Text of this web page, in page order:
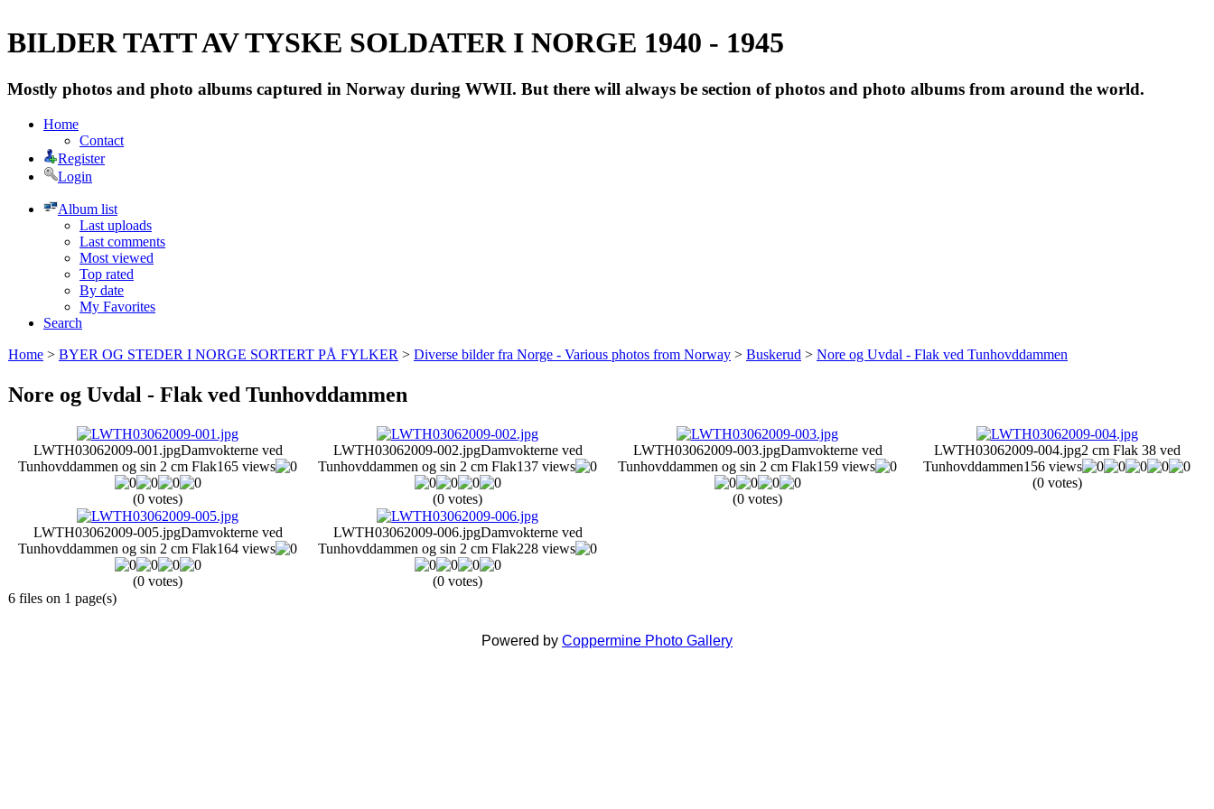
BILDER TATT AV TYSKE SOLDATER I NORGE 1940 - 1945
Mostly photos and photo albums captured in Norway during WWII. But there will always be section of photos and photo albums from around the world.
Home
Contact
Register
Login
Album list
Last uploads
Last comments
Most viewed
Top rated
By date
My Favorites
Search
Home > BYER OG STEDER I NORGE SORTERT PÅ FYLKER > Diverse bilder fra Norge - Various photos from Norway > Buskerud > Nore og Uvdal - Flak ved Tunhovddammen
Nore og Uvdal - Flak ved Tunhovddammen
LWTH03062009-001.jpgDamvokterne ved
Tunhovddammen og sin 2 cm Flak165 views
(0 votes)
LWTH03062009-002.jpgDamvokterne ved
Tunhovddammen og sin 2 cm Flak137 views
(0 votes)
LWTH03062009-003.jpgDamvokterne ved
Tunhovddammen og sin 2 cm Flak159 views
(0 votes)
LWTH03062009-004.jpg2 cm Flak 38 ved
Tunhovddammen156 views
(0 votes)
LWTH03062009-005.jpgDamvokterne ved
Tunhovddammen og sin 2 cm Flak164 views
(0 votes)
LWTH03062009-006.jpgDamvokterne ved
Tunhovddammen og sin 2 cm Flak228 views
(0 votes)
6 files on 1 page(s)
Powered by Coppermine Photo Gallery